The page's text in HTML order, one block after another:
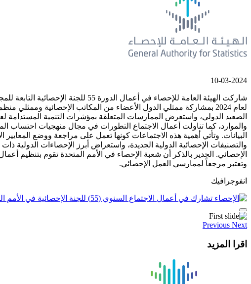
10-03-2024
لعام 2024 بمشاركة ممثلي الدول الأعضاء من المكاتب الإحصائية
والموارد، كما تناولت أعمال الاجتماع التطورات في مجال منهجيات احتساب
البيانات. وتأتي أهمية هذه الاجتماعات كونها تعمل على مراجعة ووضع
والتصنيفات الإحصائية الدولية الجديدة، واستعراض أبرز الإحصاءات الدولية
الإحصائي. الجدير بالذكر أن شعبة الإحصاء في الأمم المتحدة تقوم بتنظيم
وتعتبر مرجعاً لممارسي العمل الإحصائي.
انفوجرافيك
Previous Next
اقرا المزيد